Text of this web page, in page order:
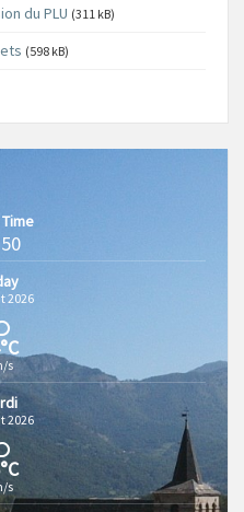
du PLU (311 kB)
(598 kB)
2026
s
2026
s